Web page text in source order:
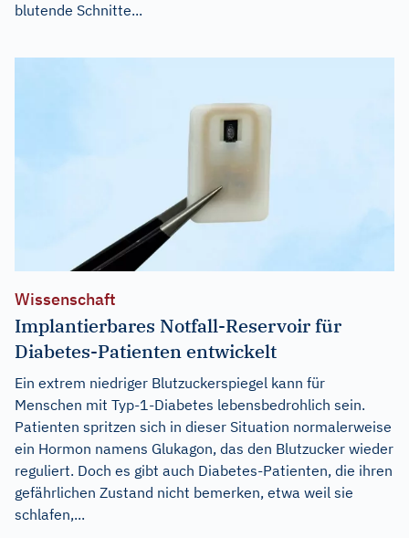
blutende Schnitte...
Wissenschaft
Implantierbares Notfall-Reservoir für
Diabetes-Patienten entwickelt
Ein extrem niedriger Blutzuckerspiegel kann für
Menschen mit Typ-1-Diabetes lebensbedrohlich sein.
Patienten spritzen sich in dieser Situation normalerweise
ein Hormon namens Glukagon, das den Blutzucker wieder
reguliert. Doch es gibt auch Diabetes-Patienten, die ihren
gefährlichen Zustand nicht bemerken, etwa weil sie
schlafen,...